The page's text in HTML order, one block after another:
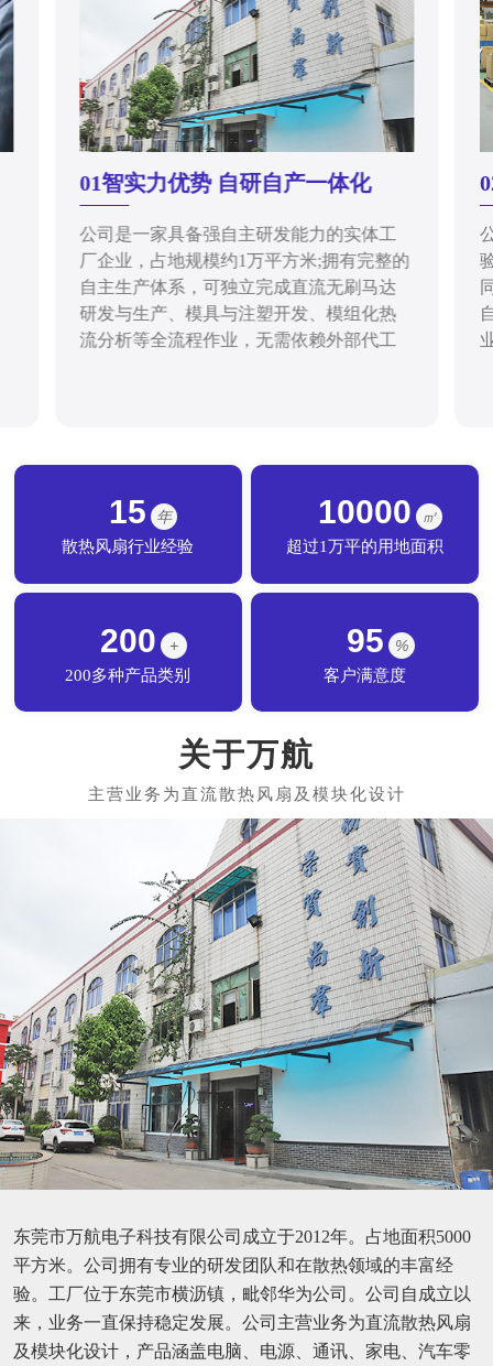
01智实力优势 自研自产一体化
公司是一家具备强自主研发能力的实体工
厂企业，占地规模约1万平方米;拥有完整的
自主生产体系，可独立完成直流无刷马达
研发与生产、模具与注塑开发、模组化热
流分析等全流程作业，无需依赖外部代工
15
年
散热风扇行业经验
10000
㎡
超过1万平的用地面积
200
+
200多种产品类别
95
%
客户满意度
关于万航
东莞市万航电子科技有限公司成立于2012年。占地面积5000
平方米。公司拥有专业的研发团队和在散热领域的丰富经
验。工厂位于东莞市横沥镇，毗邻华为公司。公司自成立以
来，业务一直保持稳定发展。公司主营业务为直流散热风扇
及模块化设计，产品涵盖电脑、电源、通讯、家电、汽车零